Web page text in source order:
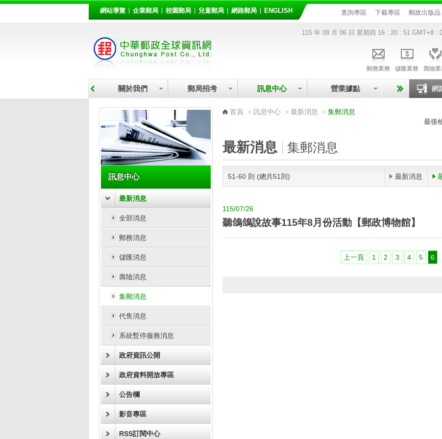
網站導覽 企業郵局 校園郵局 兒童郵局 網路郵局 ENGLISH 查詢專區 下載專區 郵政出版品
115 年 08 月 06 日 星期四 16 : 20 : 52 GMT+8 :
郵務業務 儲匯業務 壽險業
關於我們 郵局招考 訊息中心
營業據點
訊息中心
最新消息
全部消息
郵務消息
儲匯消息
壽險消息
集郵消息
代售消息
系統暫停服務消息
政府資訊公開
政府資料開放專區
公告欄
影音專區
RSS訂閱中心
首頁 > 訊息中心 > 最新消息 > 集郵消息
最後
最新消息 集郵消息
51-60 則 (總共51則) 最新消息
115/07/26
聽鴿鴿說故事115年8月份活動【郵政博物館】
上一頁 1 2 3 4 5 6